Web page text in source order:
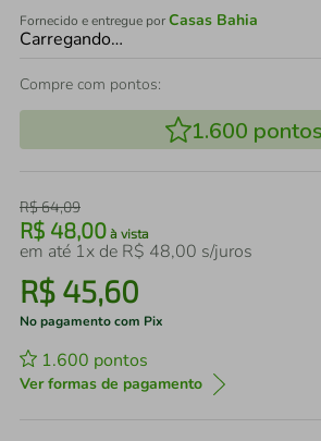
Fornecido e entregue porCasas Bahia
Carregando…
Compre com pontos:
1.600 pontos
R$64,09
R$ 48,00 à vista
em até 1x de R$ 48,00 s/juros
R$ 45,60
No pagamento com Pix
1.600 pontos
Ver formas de pagamento